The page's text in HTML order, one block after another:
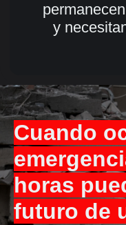
y
Cuando
horas
futuro de